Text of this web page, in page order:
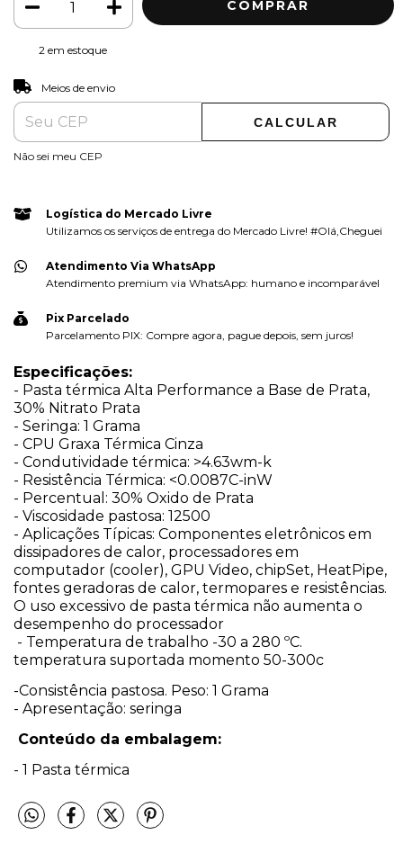
2 em estoque
Entregas para o CEP:
Meios de envio
CALCULAR
Não sei meu CEP
Logística do Mercado Livre
Utilizamos os serviços de entrega do Mercado Livre! #Olá,Cheguei
Atendimento Via WhatsApp
Atendimento premium via WhatsApp: humano e incomparável
Pix Parcelado
Parcelamento PIX: Compre agora, pague depois, sem juros!
Especificações:
- Pasta térmica Alta Performance a Base de Prata,
30% Nitrato Prata
- Seringa: 1 Grama
- CPU Graxa Térmica Cinza
- Condutividade térmica: >4.63wm-k
- Resistência Térmica: <0.0087C-inW
- Percentual: 30% Oxido de Prata
- Viscosidade pastosa: 12500
- Aplicações Típicas: Componentes eletrônicos em
dissipadores de calor, processadores em
computador (cooler), GPU Video, chipSet, HeatPipe,
fontes geradoras de calor, termopares e resistências.
O uso excessivo de pasta térmica não aumenta o
desempenho do processador
- Temperatura de trabalho -30 a 280 ºC.
temperatura suportada momento 50-300c
-Consistência pastosa. Peso: 1 Grama
- Apresentação: seringa
Conteúdo da embalagem:
- 1 Pasta térmica